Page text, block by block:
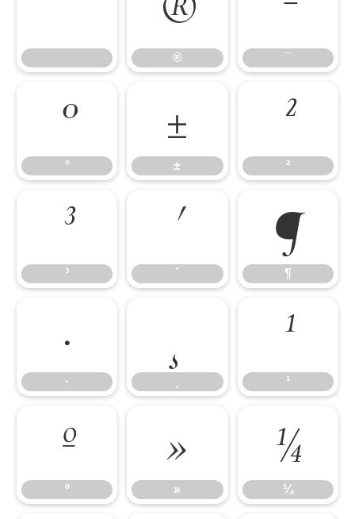
® ¯
°
°
±
±
²
²
³
³
´
´
¶
¶
·
·
¸ ¹
¹
º
º
»
»
¼
¼